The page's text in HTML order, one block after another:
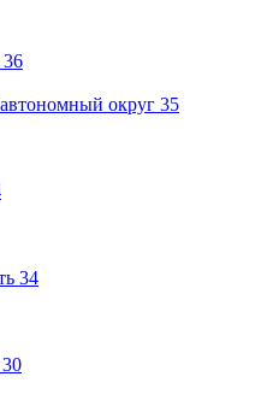
36
округ 35
34
30